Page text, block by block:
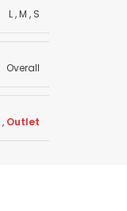
L,M , S
Overall
, Outlet